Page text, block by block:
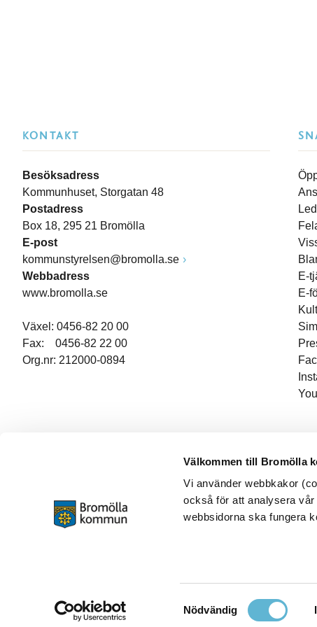
Välkommen till Bromölla
Vi använder webbkakor
också för att analysera
webbsidorna ska fungera
Samtyckesval
Nödvändig
KONTAKT
Besöksadress
Kommunhuset, Storgatan 48
Postadress
Box 18, 295 21 Bromölla
E-post
kommunstyrelsen@bromolla.se
Webbadress
www.bromolla.se
Växel: 0456-82 20 00
Fax: 0456-82 22 00
Org.nr: 212000-0894
E-
E-